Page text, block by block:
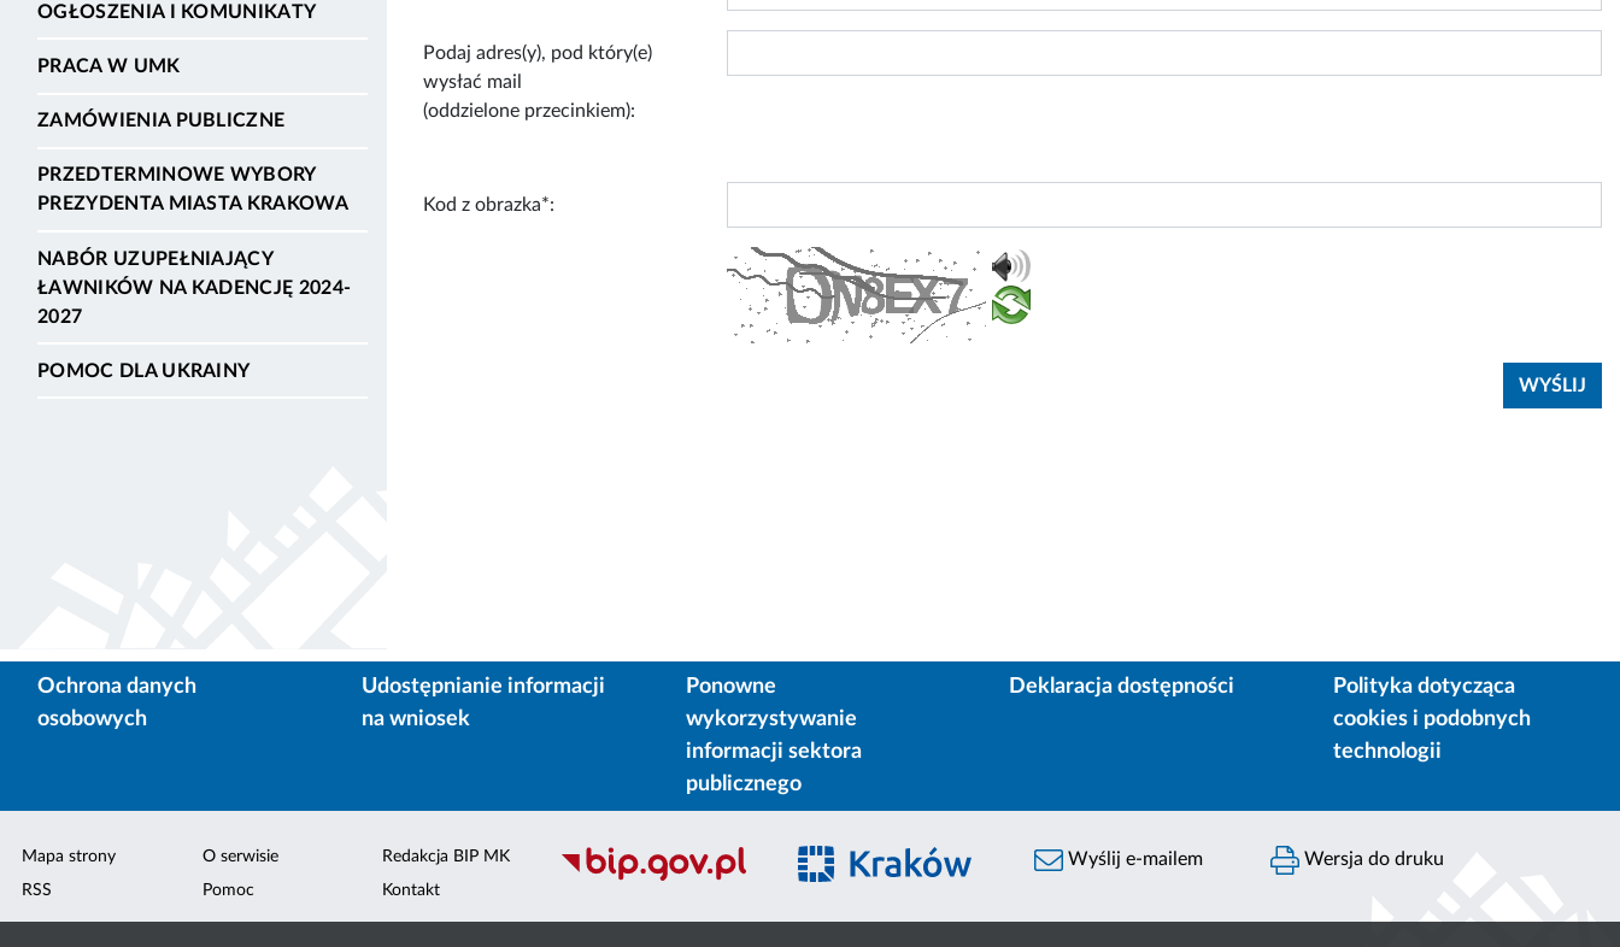
OGŁOSZENIA I KOMUNIKATY
PRACA W UMK
ZAMÓWIENIA PUBLICZNE
PRZEDTERMINOWE WYBORY
PREZYDENTA MIASTA KRAKOWA
NABÓR UZUPEŁNIAJĄCY
ŁAWNIKÓW NA KADENCJĘ 2024-
2027
POMOC DLA UKRAINY
Podaj adres(y), pod który(e)
wysłać mail
(oddzielone przecinkiem):
Kod z obrazka*:
Ochrona danych
osobowych
Udostępnianie informacji
na wniosek
Ponowne
wykorzystywanie
informacji sektora
publicznego
Deklaracja dostępności
Polityka dotycząca
cookies i podobnych
technologii
Mapa strony
RSS
O serwisie
Pomoc
Redakcja BIP MK
Kontakt
Wyślij e-mailem Wersja do druku